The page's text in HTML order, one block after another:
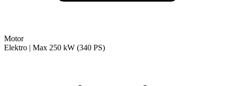
Motor
Elektro | Max 250 kW (340 PS)